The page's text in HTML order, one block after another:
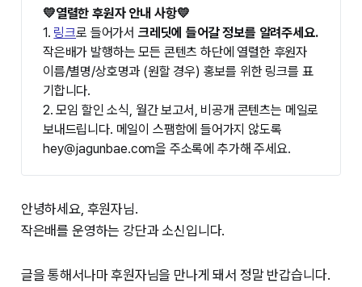
💛열렬한 후원자 안내 사항💛
1. 링크로 들어가서 크레딧에 들어갈 정보를 알려주세요.
작은배가 발행하는 모든 콘텐츠 하단에 열렬한 후원자
이름/별명/상호명과 (원할 경우) 홍보를 위한 링크를 표
기합니다.
2. 모임 할인 소식, 월간 보고서, 비공개 콘텐츠는 메일로
보내드립니다. 메일이 스팸함에 들어가지 않도록
hey@jagunbae.com을 주소록에 추가해 주세요.
안녕하세요, 후원자님.
작은배를 운영하는 강단과 소신입니다.
글을 통해서나마 후원자님을 만나게 돼서 정말 반갑습니다.